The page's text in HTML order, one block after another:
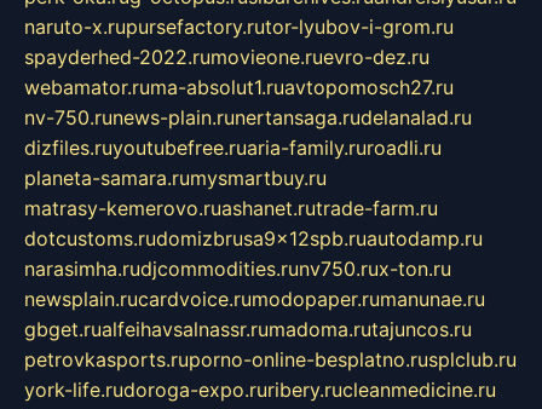
naruto-x.rupursefactory.rutor-lyubov-i-grom.ru
spayderhed-2022.rumovieone.ruevro-dez.ru
webamator.ruma-absolut1.ruavtopomosch27.ru
nv-750.runews-plain.runertansaga.rudelanalad.ru
dizfiles.ruyoutubefree.ruaria-family.ruroadli.ru
planeta-samara.rumysmartbuy.ru
matrasy-kemerovo.ruashanet.rutrade-farm.ru
dotcustoms.rudomizbrusa9x12spb.ruautodamp.ru
narasimha.rudjcommodities.runv750.rux-ton.ru
newsplain.rucardvoice.rumodopaper.rumanunae.ru
gbget.rualfeihavsalnassr.rumadoma.rutajuncos.ru
petrovkasports.ruporno-online-besplatno.rusplclub.ru
york-life.rudoroga-expo.ruribery.rucleanmedicine.ru